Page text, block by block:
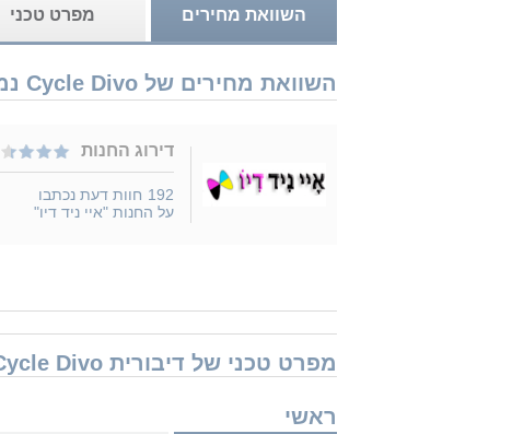
השוואת מחירים מפרט טכני
השוואת מחירים של Cycle Divo נמכר ב 1 חנויות
דירוג החנות
192 חוות דעת נכתבו
על החנות "איי ניד דיו"
מפרט טכני של דיבורית Cycle Divo
ראשי